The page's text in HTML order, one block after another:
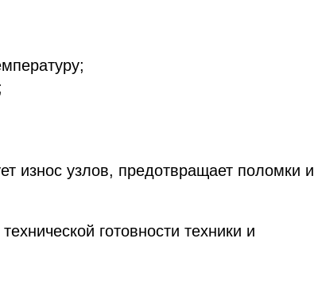
износ узлов, предотвращает поломки и
готовности техники и